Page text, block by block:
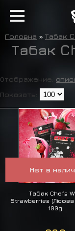
Головна » Табак
Табак
Отображение:
Показать:
Нет в
Табак Chefs
Strawberries
100g.